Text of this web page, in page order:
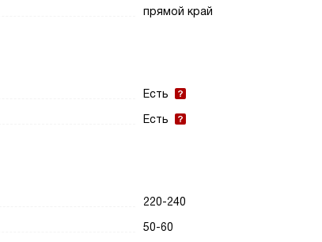
прямой край
Есть
Есть
220-240
50-60